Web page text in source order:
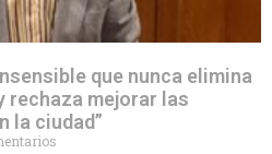
que nunca elimina
rechaza mejorar las
la ciudad”